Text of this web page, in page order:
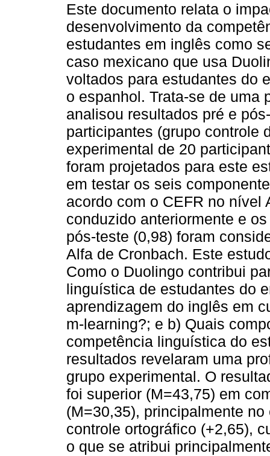
Este documento relata o
desenvolvimento da
estudantes em inglês como
caso mexicano que usa
voltados para estudantes do
o espanhol. Trata-se de uma
analisou resultados pré e
participantes (grupo controle
experimental de 20
foram projetados para este
em testar os seis
acordo com o CEFR no nível
conduzido anteriormente e
pós-teste (0,98) foram
Alfa de Cronbach. Este
Como o Duolingo contribui
linguística de estudantes do
aprendizagem do inglês em
m-learning?; e b) Quais
competência linguística do
resultados revelaram uma
grupo experimental. O
foi superior (M=43,75) em
(M=30,35), principalmente
controle ortográfico (+2,65),
o que se atribui